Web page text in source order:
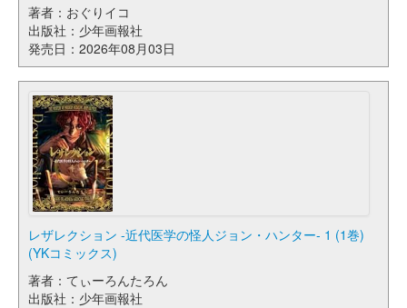
著者：おぐりイコ
出版社：少年画報社
発売日：2026年08月03日
レザレクション -近代医学の怪人ジョン・ハンター- 1 (1巻)
(YKコミックス)
著者：てぃーろんたろん
出版社：少年画報社